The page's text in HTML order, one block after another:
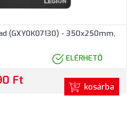
(GXY0K07130) - 350x250mm,
ELÉRHETŐ
Ft kosárba